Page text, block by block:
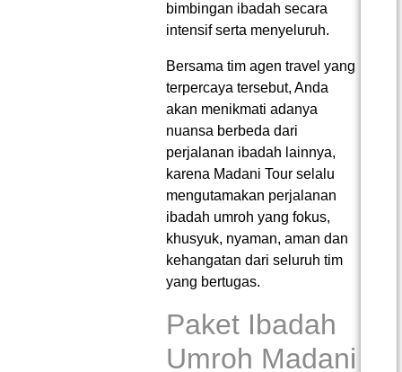
bimbingan ibadah secara
intensif serta menyeluruh.
Bersama tim agen travel yang
terpercaya tersebut, Anda
akan menikmati adanya
nuansa berbeda dari
perjalanan ibadah lainnya,
karena Madani Tour selalu
mengutamakan perjalanan
ibadah umroh yang fokus,
khusyuk, nyaman, aman dan
kehangatan dari seluruh tim
yang bertugas.
Paket Ibadah
Umroh Madani